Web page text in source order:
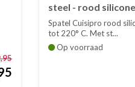
steel - rood
Spatel Cuisipro rood
tot 220° C. Met st...
Op voorraad